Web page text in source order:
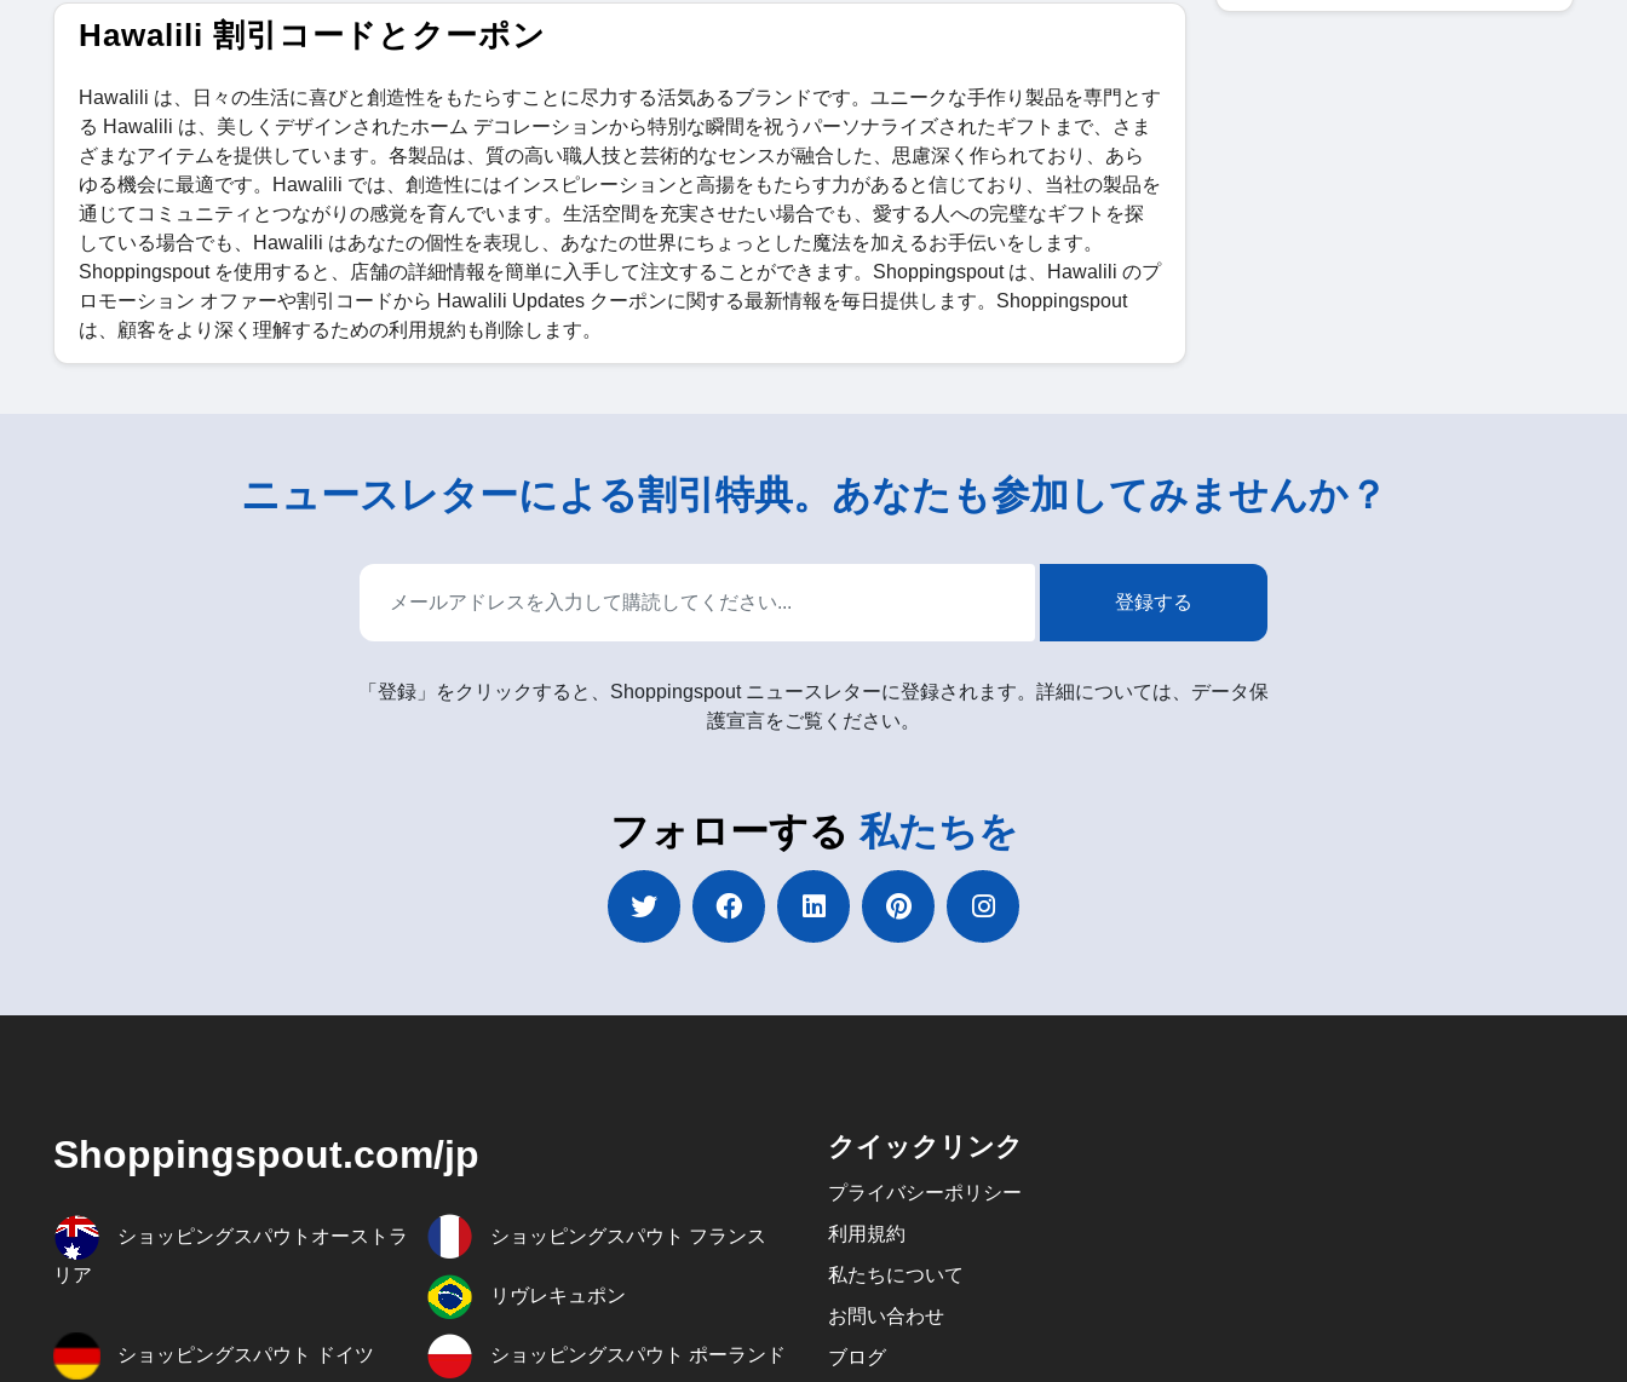
Hawalili 割引コードとクーポン
Hawalili は、日々の生活に喜びと創造性をもたらすことに尽力する活気あるブランドです。ユニークな手作り製品を専門とす
る Hawalili は、美しくデザインされたホーム デコレーションから特別な瞬間を祝うパーソナライズされたギフトまで、さま
ざまなアイテムを提供しています。各製品は、質の高い職人技と芸術的なセンスが融合した、思慮深く作られており、あら
ゆる機会に最適です。Hawalili では、創造性にはインスピレーションと高揚をもたらす力があると信じており、当社の製品を
通じてコミュニティとつながりの感覚を育んでいます。生活空間を充実させたい場合でも、愛する人への完璧なギフトを探
している場合でも、Hawalili はあなたの個性を表現し、あなたの世界にちょっとした魔法を加えるお手伝いをします。
Shoppingspout を使用すると、店舗の詳細情報を簡単に入手して注文することができます。Shoppingspout は、Hawalili のプ
ロモーション オファーや割引コードから Hawalili Updates クーポンに関する最新情報を毎日提供します。Shoppingspout
は、顧客をより深く理解するための利用規約も削除します。
ニュースレターによる割引特典。あなたも参加してみませんか？
登録する
「登録」をクリックすると、Shoppingspout ニュースレターに登録されます。詳細については、データ保
護宣言をご覧ください。
フォローする私たちを
Shoppingspout.com/jp
ショッピングスパウトオーストラ
リア
ショッピングスパウト フランス
リヴレキュポン
ショッピングスパウト ドイツ ショッピングスパウト ポーランド
クイックリンク
プライバシーポリシー
利用規約
私たちについて
お問い合わせ
ブログ